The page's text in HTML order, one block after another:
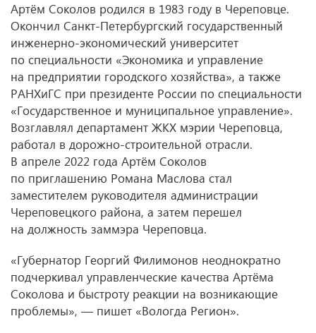
Артём Соколов родился в 1983 году в Череповце.
Окончил Санкт-Петербургский государственный
инженерно-экономический университет
по специальности «Экономика и управление
на предприятии городского хозяйства», а также
РАНХиГС при президенте России по специальности
«Государственное и муниципальное управление».
Возглавлял департамент ЖКХ мэрии Череповца,
работал в дорожно-строительной отрасли.
В апреле 2022 года Артём Соколов
по приглашению Романа Маслова стал
заместителем руководителя администрации
Череповецкого района, а затем перешел
на должность заммэра Череповца.
«Губернатор Георгий Филимонов неоднократно
подчеркивал управленческие качества Артёма
Соколова и быстроту реакции на возникающие
проблемы», — пишет «Вологда Регион».